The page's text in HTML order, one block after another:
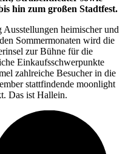
hin zum großen Stadtfest.
heimischer und
Sommermonaten wird die
zur Bühne für die
Einkaufsschwerpunkte
zahlreiche Besucher in die
stattfindende moonlight
Das ist Hallein.